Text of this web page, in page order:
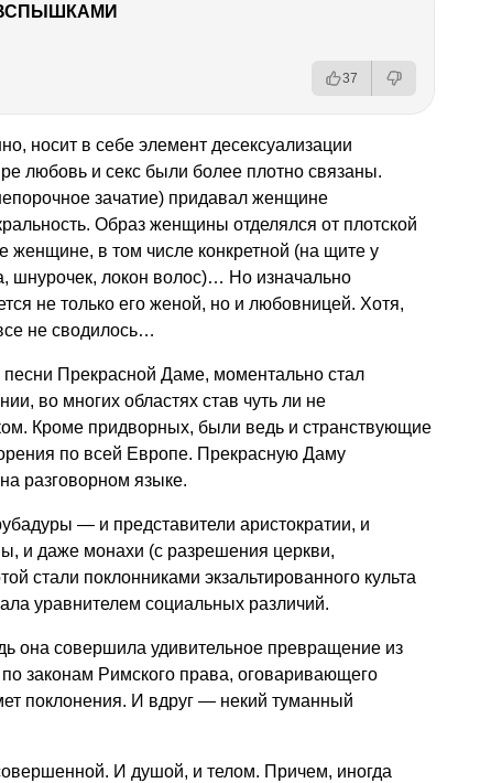
37
носит в себе элемент десексуализации
любовь и секс были более плотно связаны.
зачатие) придавал женщине
Образ женщины отделялся от плотской
женщине, в том числе конкретной (на щите у
шнурочек, локон волос)… Но изначально
не только его женой, но и любовницей. Хотя,
не сводилось…
песни Прекрасной Даме, моментально стал
во многих областях став чуть ли не
Кроме придворных, были ведь и странствующие
по всей Европе. Прекрасную Даму
разговорном языке.
— и представители аристократии, и
и даже монахи (с разрешения церкви,
стали поклонниками экзальтированного культа
уравнителем социальных различий.
она совершила удивительное превращение из
законам Римского права, оговаривающего
поклонения. И вдруг — некий туманный
И душой, и телом. Причем, иногда